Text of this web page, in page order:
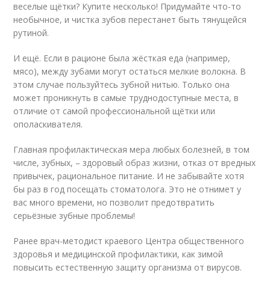
веселые щётки? Купите несколько! Придумайте что-то
необычное, и чистка зубов перестанет быть тянущейся
рутиной.
И ещё. Если в рационе была жёсткая еда (например,
мясо), между зубами могут остаться мелкие волокна. В
этом случае пользуйтесь зубной нитью. Только она
может проникнуть в самые труднодоступные места, в
отличие от самой профессиональной щётки или
ополаскивателя.
Главная профилактическая мера любых болезней, в том
числе, зубных, – здоровый образ жизни, отказ от вредных
привычек, рациональное питание. И не забывайте хотя
бы раз в год посещать стоматолога. Это не отнимет у
вас много времени, но позволит предотвратить
серьёзные зубные проблемы!
Ранее врач-методист краевого Центра общественного
здоровья и медицинской профилактики, как зимой
повысить естественную защиту организма от вирусов.